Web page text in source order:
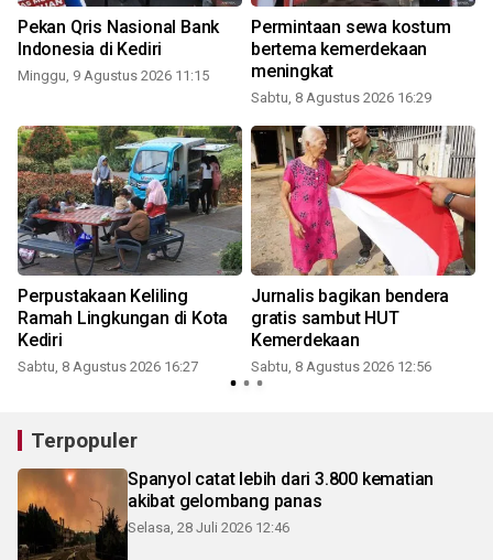
Pekan Qris Nasional Bank
Indonesia di Kediri
Minggu, 9 Agustus 2026 11:15
Permintaan sewa kostum
bertema kemerdekaan
meningkat
Sabtu, 8 Agustus 2026 16:29
Perpustakaan Keliling
Ramah Lingkungan di Kota
Kediri
Sabtu, 8 Agustus 2026 16:27
Jurnalis bagikan bendera
gratis sambut HUT
Kemerdekaan
Sabtu, 8 Agustus 2026 12:56
Terpopuler
Spanyol catat lebih dari 3.800 kematian
akibat gelombang panas
Selasa, 28 Juli 2026 12:46